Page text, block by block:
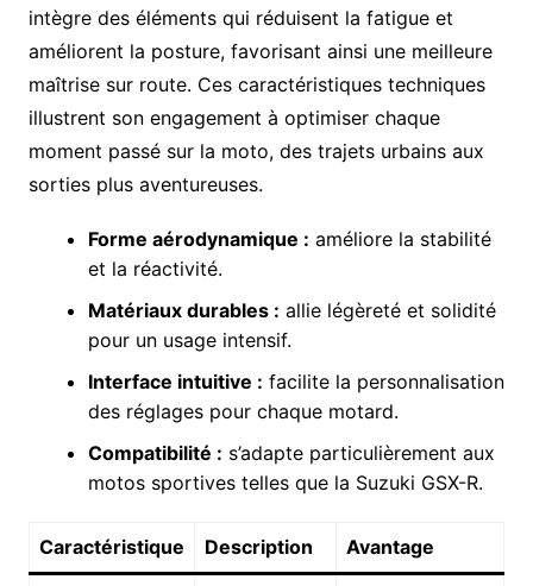
intègre des éléments qui réduisent la fatigue et
améliorent la posture, favorisant ainsi une meilleure
maîtrise sur route. Ces caractéristiques techniques
illustrent son engagement à optimiser chaque
moment passé sur la moto, des trajets urbains aux
sorties plus aventureuses.
Forme aérodynamique : améliore la stabilité
et la réactivité.
Matériaux durables : allie légèreté et solidité
pour un usage intensif.
Interface intuitive : facilite la personnalisation
des réglages pour chaque motard.
Compatibilité : s’adapte particulièrement aux
motos sportives telles que la Suzuki GSX-R.
Caractéristique Description Avantage